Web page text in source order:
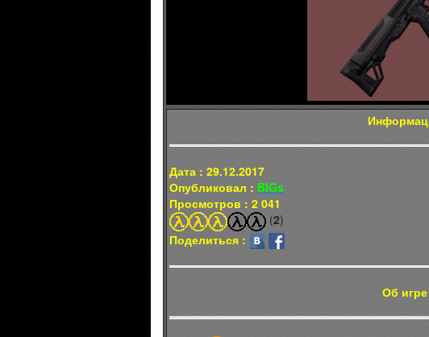
Дата : 29.12.2017
Опубликовал : BIGs
Просмотров : 2 041
(2)
Поделиться :
Об игре